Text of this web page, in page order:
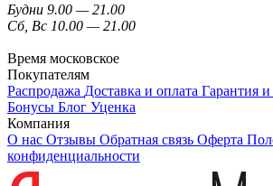
Будни 9.00 — 21.00
Сб, Вс 10.00 — 21.00
Время московское
Покупателям
Распродажа Доставка и оплата Гарантия
Бонусы Блог Уценка
Компания
О нас Отзывы Обратная связь Оферта
конфиденциальности